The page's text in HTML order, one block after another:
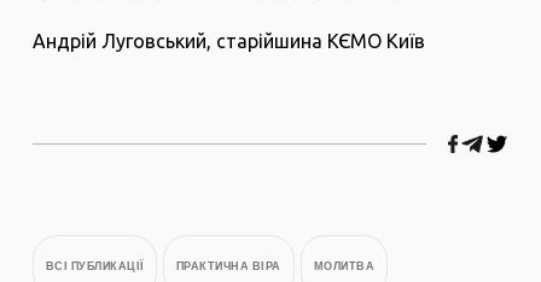
Андрій Луговський, старійшина КЄМО Київ
ВСІ ПУБЛИКАЦІЇ ПРАКТИЧНА ВІРА МОЛИТВА